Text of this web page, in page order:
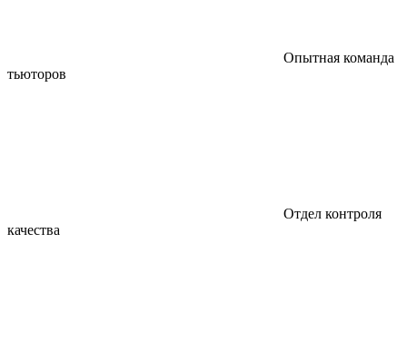
Опытная команда
тьюторов
Отдел контроля
качества